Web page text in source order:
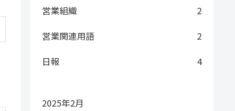
営業組織
2
営業関連用語
2
日報
4
2025年2月